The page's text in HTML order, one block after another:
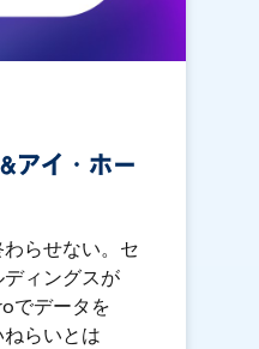
アイ・ホー
らせない。セ
ィングスが
でデータを
ねらいとは